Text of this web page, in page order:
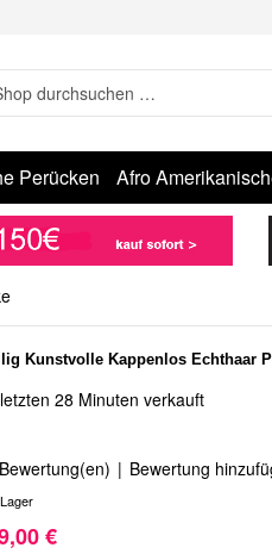
Perücken Afro
Kunstvolle Kappenlos Echthaar
28 Minuten verkauft
Bewertung(en) | Bewertung
€